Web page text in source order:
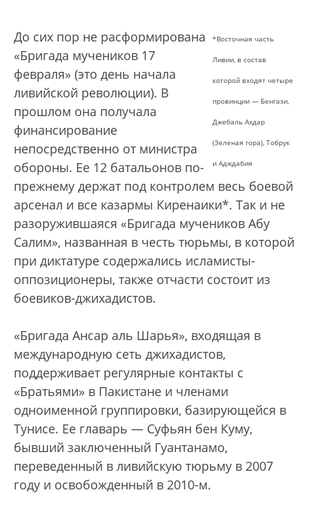
*Восточная часть
Ливии, в состав
которой входят четыре
провинции — Бенгази,
Джебаль Ахдар
(Зеленая гора), Тобрук
и Адждабия
До сих пор не расформирована
«Бригада мучеников 17
февраля» (это день начала
ливийской революции). В
прошлом она получала
финансирование
непосредственно от министра
обороны. Ее 12 батальонов по-
прежнему держат под контролем весь боевой
арсенал и все казармы Киренаики*. Так и не
разоружившаяся «Бригада мучеников Абу
Салим», названная в честь тюрьмы, в которой
при диктатуре содержались исламисты-
оппозиционеры, также отчасти состоит из
боевиков-джихадистов.
«Бригада Ансар аль Шарья», входящая в
международную сеть джихадистов,
поддерживает регулярные контакты с
«Братьями» в Пакистане и членами
одноименной группировки, базирующейся в
Тунисе. Ее главарь — Суфьян бен Куму,
бывший заключенный Гуантанамо,
переведенный в ливийскую тюрьму в 2007
году и освобожденный в 2010-м.